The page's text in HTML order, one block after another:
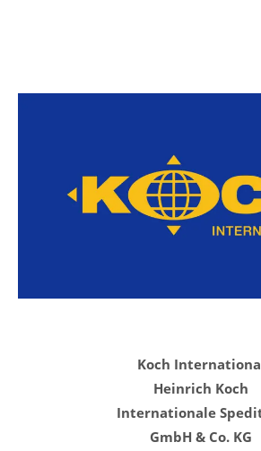
Koch
Heinrich Koch
Internationale
GmbH & Co. KG